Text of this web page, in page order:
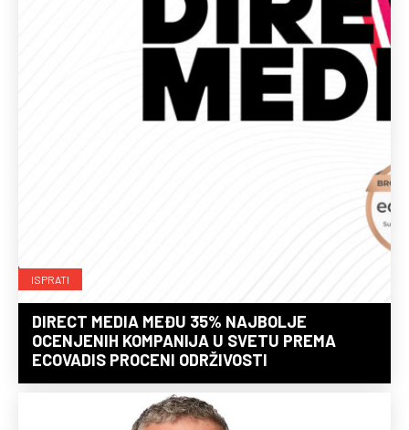
ISPRATI
DIRECT MEDIA MEĐU 35% NAJBOLJE
OCENJENIH KOMPANIJA U SVETU PREMA
ECOVADIS PROCENI ODRŽIVOSTI